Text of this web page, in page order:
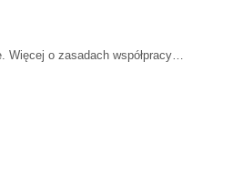
Więcej o zasadach współpracy…